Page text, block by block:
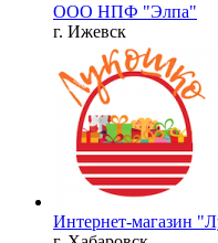
ООО НПФ "Элпа"
г. Ижевск
Интернет-магазин